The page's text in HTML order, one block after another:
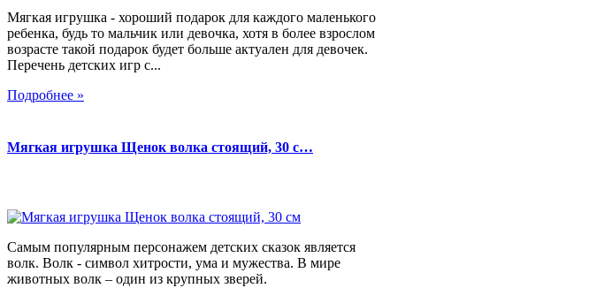
Мягкая игрушка - хороший подарок для каждого маленького
ребенка, будь то мальчик или девочка, хотя в более взрослом
возрасте такой подарок будет больше актуален для девочек.
Перечень детских игр с...
Подробнее »
Мягкая игрушка Щенок волка стоящий, 30 с…
Самым популярным персонажем детских сказок является
волк. Волк - символ хитрости, ума и мужества. В мире
животных волк – один из крупных зверей.